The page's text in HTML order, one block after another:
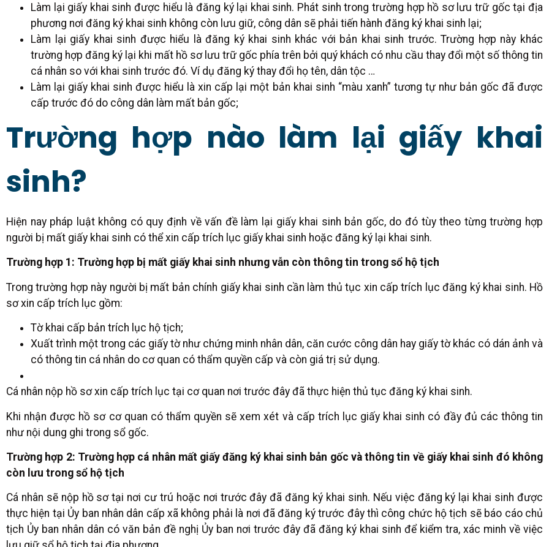
Làm lại giấy khai sinh được hiểu là đăng ký lại khai sinh. Phát sinh trong trường hợp hồ sơ lưu trữ gốc tại địa
phương nơi đăng ký khai sinh không còn lưu giữ, công dân sẽ phải tiến hành đăng ký khai sinh lại;
Làm lại giấy khai sinh được hiểu là đăng ký khai sinh khác với bản khai sinh trước. Trường hợp này khác
trường hợp đăng ký lại khi mất hồ sơ lưu trữ gốc phía trên bởi quý khách có nhu cầu thay đổi một số thông tin
cá nhân so với khai sinh trước đó. Ví dụ đăng ký thay đổi họ tên, dân tộc …
Làm lại giấy khai sinh được hiểu là xin cấp lại một bản khai sinh “màu xanh” tương tự như bản gốc đã được
cấp trước đó do công dân làm mất bản gốc;
Trường hợp nào làm lại giấy khai
sinh?
Hiện nay pháp luật không có quy định về vấn đề làm lại giấy khai sinh bản gốc, do đó tùy theo từng trường hợp
người bị mất giấy khai sinh có thể xin cấp trích lục giấy khai sinh hoặc đăng ký lại khai sinh.
Trường hợp 1: Trường hợp bị mất giấy khai sinh nhưng vẫn còn thông tin trong sổ hộ tịch
Trong trường hợp này người bị mất bản chính giấy khai sinh cần làm thủ tục xin cấp trích lục đăng ký khai sinh. Hồ
sơ xin cấp trích lục gồm:
Tờ khai cấp bản trích lục hộ tịch;
Xuất trình một trong các giấy tờ như chứng minh nhân dân, căn cước công dân hay giấy tờ khác có dán ảnh và
có thông tin cá nhân do cơ quan có thẩm quyền cấp và còn giá trị sử dụng.
Cá nhân nộp hồ sơ xin cấp trích lục tại cơ quan nơi trước đây đã thực hiện thủ tục đăng ký khai sinh.
Khi nhận được hồ sơ cơ quan có thẩm quyền sẽ xem xét và cấp trích lục giấy khai sinh có đầy đủ các thông tin
như nội dung ghi trong sổ gốc.
Trường hợp 2: Trường hợp cá nhân mất giấy đăng ký khai sinh bản gốc và thông tin về giấy khai sinh đó không
còn lưu trong sổ hộ tịch
Cá nhân sẽ nộp hồ sơ tại nơi cư trú hoặc nơi trước đây đã đăng ký khai sinh. Nếu việc đăng ký lại khai sinh được
thực hiện tại Ủy ban nhân dân cấp xã không phải là nơi đã đăng ký trước đây thì công chức hộ tịch sẽ báo cáo chủ
tịch Ủy ban nhân dân có văn bản đề nghị Ủy ban nơi trước đây đã đăng ký khai sinh để kiểm tra, xác minh về việc